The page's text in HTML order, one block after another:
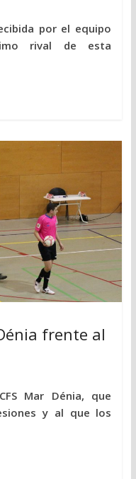
por el equipo
rival de esta
frente al
Mar Dénia, que
y al que los